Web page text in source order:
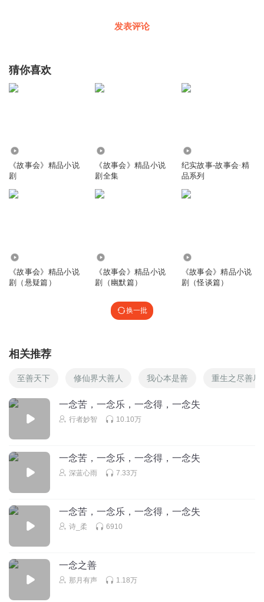
发表评论
猜你喜欢
《故事会》精品小说
剧
《故事会》精品小说
剧全集
纪实故事-故事会·精
品系列
《故事会》精品小说
剧（悬疑篇）
《故事会》精品小说
剧（幽默篇）
《故事会》精品小说
剧（怪谈篇）
换一批
相关推荐
至善天下 修仙界大善人 我心本是善 重生之尽善尽
一念苦，一念乐，一念得，一念失
行者妙智 10.10万
一念苦，一念乐，一念得，一念失
深蓝心雨 7.33万
一念苦，一念乐，一念得，一念失
诗_柔 6910
一念之善
那月有声 1.18万